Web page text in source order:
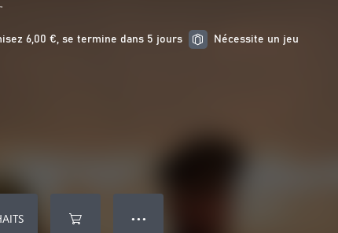
6,00 €, se termine dans 5 jours Nécessite un jeu
● ● ●